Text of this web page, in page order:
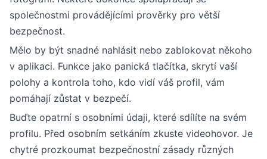
společnostmi provádějícími prověrky pro větší
bezpečnost.
Mělo by být snadné nahlásit nebo zablokovat někoho
v aplikaci. Funkce jako panická tlačítka, skrytí vaší
polohy a kontrola toho, kdo vidí váš profil, vám
pomáhají zůstat v bezpečí.
Buďte opatrní s osobními údaji, které sdílíte na svém
profilu. Před osobním setkáním zkuste videohovor. Je
chytré prozkoumat bezpečnostní zásady různých